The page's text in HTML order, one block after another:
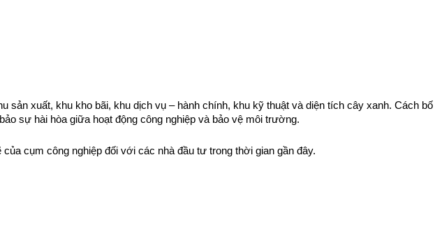
xuất, khu kho bãi, khu dịch vụ – hành chính, khu kỹ thuật và diện tích cây xanh. Cách bố
sự hài hòa giữa hoạt động công nghiệp và bảo vệ môi trường.
cụm công nghiệp đối với các nhà đầu tư trong thời gian gần đây.